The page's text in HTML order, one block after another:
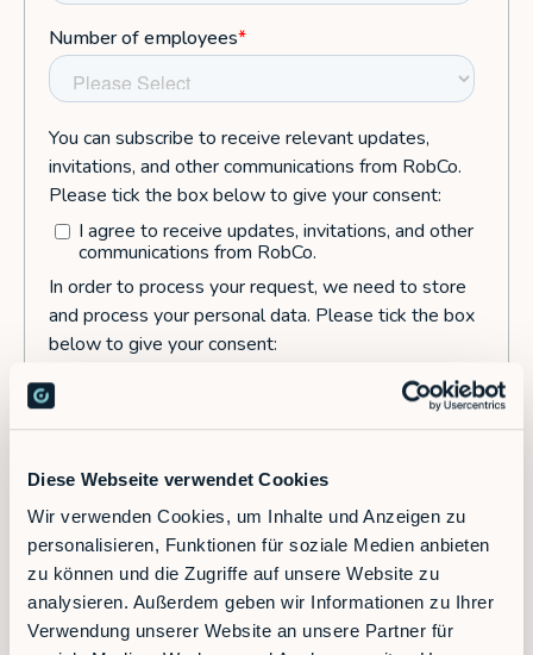
Diese Webseite verwendet Cookies
Wir verwenden Cookies, um Inhalte und Anzeigen zu
personalisieren, Funktionen für soziale Medien anbieten
zu können und die Zugriffe auf unsere Website zu
analysieren. Außerdem geben wir Informationen zu Ihrer
Verwendung unserer Website an unsere Partner für